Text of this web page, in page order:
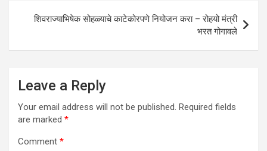
शिवराज्याभिषेक सोहळ्याचे काटेकोरपणे नियोजन करा – रोहयो मंत्री
भरत गोगावले
Leave a Reply
Your email address will not be published. Required fields
are marked *
Comment *